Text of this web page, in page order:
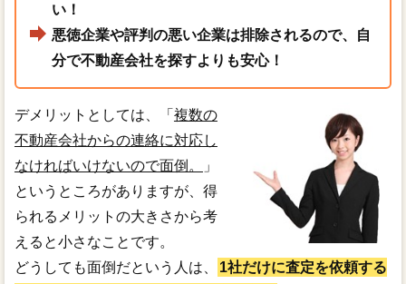
い！
悪徳企業や評判の悪い企業は排除されるので、自
分で不動産会社を探すよりも安心！
デメリットとしては、「 複数の
不動産会社からの連絡に対応し
なければいけないので面倒。
」
というところがありますが、得
られるメリットの大きさから考
えると小さなことです。
どうしても面倒だという人は、
1社だけに査定を依頼する